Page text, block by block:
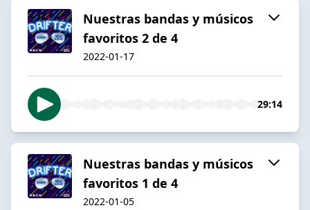
Nuestras bandas y músicos
favoritos 2 de 4
2022-01-17
29:14
Nuestras bandas y músicos
favoritos 1 de 4
2022-01-05